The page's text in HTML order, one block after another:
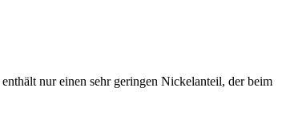
nur einen sehr geringen Nickelanteil, der beim